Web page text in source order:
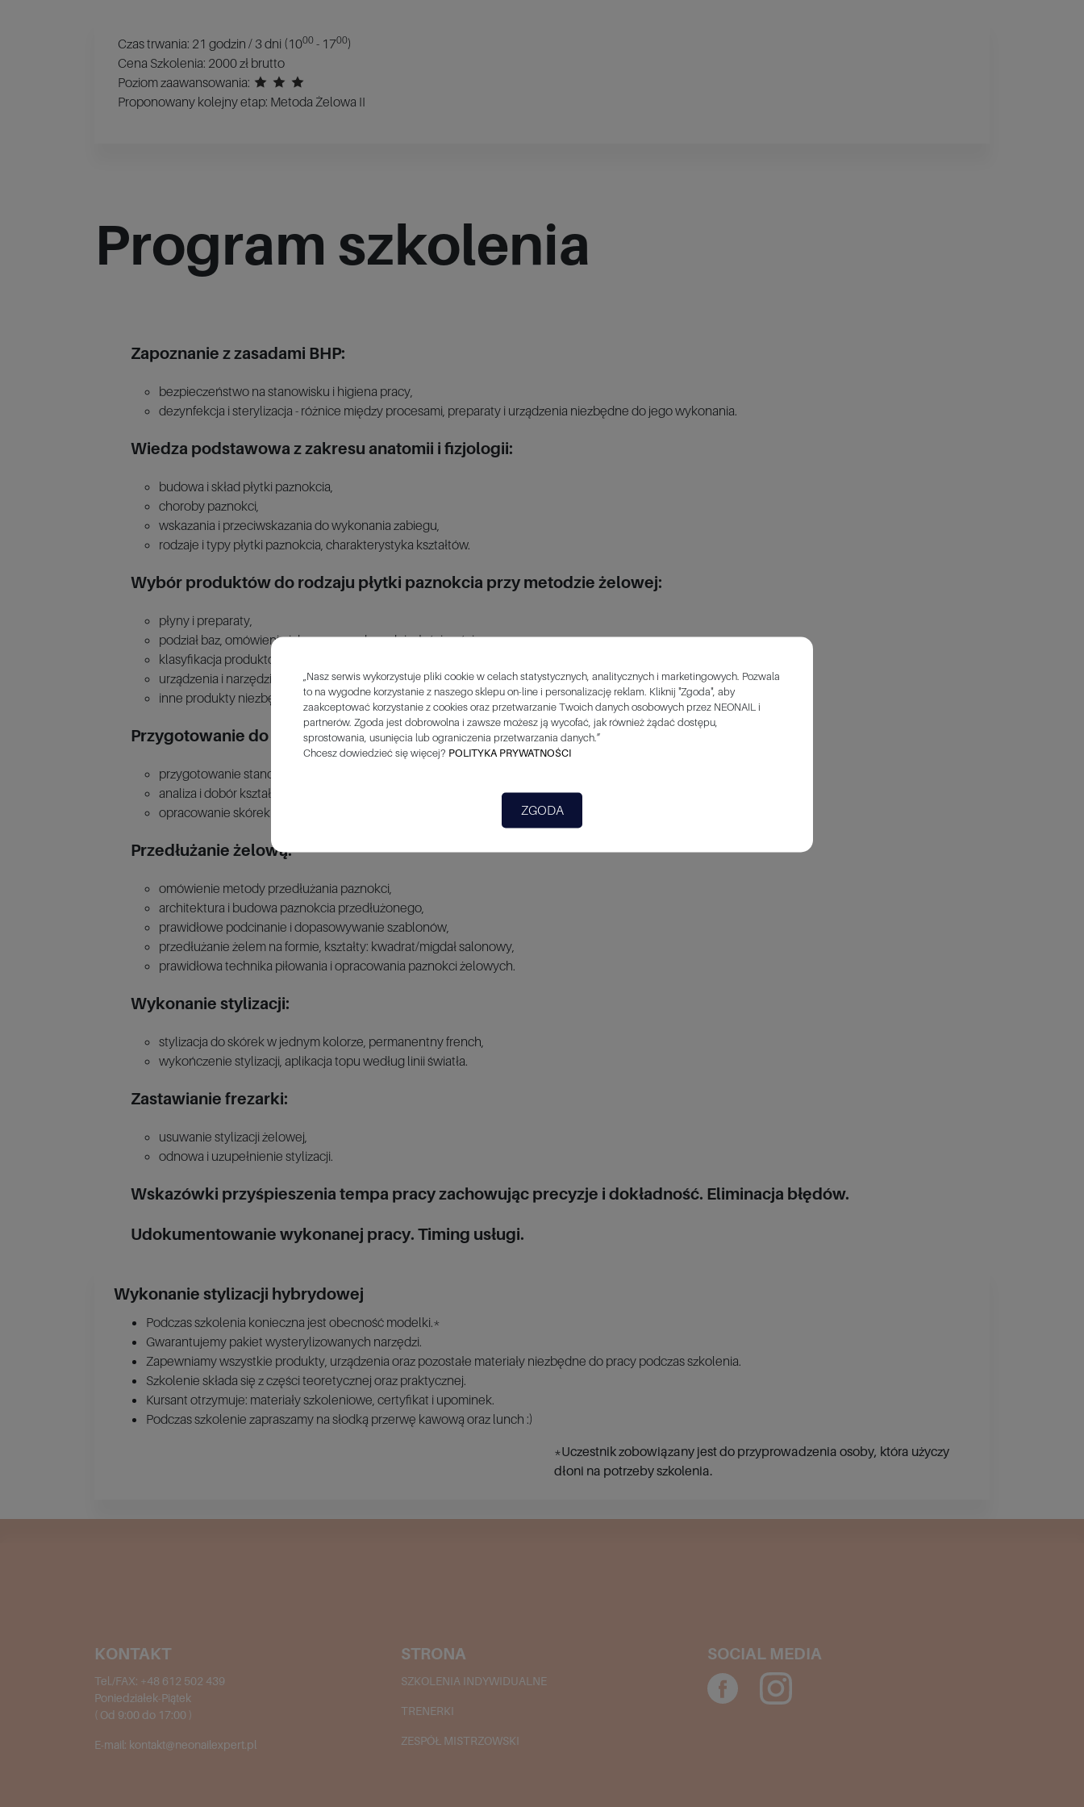
„Nasz serwis wykorzystuje pliki cookie w celach statystycznych, analitycznych i marketingowych. Pozwala
to na wygodne korzystanie z naszego sklepu on-line i personalizację reklam. Kliknij "Zgoda", aby
zaakceptować korzystanie z cookies oraz przetwarzanie Twoich danych osobowych przez NEONAIL i
partnerów. Zgoda jest dobrowolna i zawsze możesz ją wycofać, jak również żądać dostępu,
sprostowania, usunięcia lub ograniczenia przetwarzania danych.”
Chcesz dowiedzieć się więcej? POLITYKA PRYWATNOŚCI
ZGODA
Czas trwania: 21 godzin / 3 dni (1000 - 1700)
Cena Szkolenia: 2000 zł brutto
Poziom zaawansowania:
Proponowany kolejny etap: Metoda Żelowa II
Program szkolenia
Zapoznanie z zasadami BHP:
bezpieczeństwo na stanowisku i higiena pracy,
dezynfekcja i sterylizacja - różnice między procesami, preparaty i urządzenia niezbędne do jego wykonania.
Wiedza podstawowa z zakresu anatomii i fizjologii:
budowa i skład płytki paznokcia,
choroby paznokci,
wskazania i przeciwskazania do wykonania zabiegu,
rodzaje i typy płytki paznokcia, charakterystyka kształtów.
Wybór produktów do rodzaju płytki paznokcia przy metodzie żelowej:
płyny i preparaty,
podział baz, omówienie ich znaczących cech i właściwości,
klasyfikacja produktów, podział i rodzaje żeli, chemia produktów a fizyka światła,
urządzenia i narzędzia,
inne produkty niezbędne do wykonania stylizacji.
Przygotowanie do pracy z klientem:
przygotowanie stanowiska pracy,
analiza i dobór kształtu paznokci do dłoni klientki,
opracowanie skórek za pomocą cążek i frezu, przygotowanie płytki do wykonania stylizacji żelowej.
Przedłużanie żelową:
omówienie metody przedłużania paznokci,
architektura i budowa paznokcia przedłużonego,
prawidłowe podcinanie i dopasowywanie szablonów,
przedłużanie żelem na formie, kształty: kwadrat/migdał salonowy,
prawidłowa technika piłowania i opracowania paznokci żelowych.
Wykonanie stylizacji:
stylizacja do skórek w jednym kolorze, permanentny french,
wykończenie stylizacji, aplikacja topu według linii światła.
Zastawianie frezarki:
usuwanie stylizacji żelowej,
odnowa i uzupełnienie stylizacji.
Wskazówki przyśpieszenia tempa pracy zachowując precyzje i dokładność. Eliminacja błędów.
Udokumentowanie wykonanej pracy. Timing usługi.
Wykonanie stylizacji hybrydowej
Podczas szkolenia konieczna jest obecność modelki.*
Gwarantujemy pakiet wysterylizowanych narzędzi.
Zapewniamy wszystkie produkty, urządzenia oraz pozostałe materiały niezbędne do pracy podczas szkolenia.
Szkolenie składa się z części teoretycznej oraz praktycznej.
Kursant otrzymuje: materiały szkoleniowe, certyfikat i upominek.
Podczas szkolenie zapraszamy na słodką przerwę kawową oraz lunch :)
*Uczestnik zobowiązany jest do przyprowadzenia osoby, która użyczy
dłoni na potrzeby szkolenia.
KONTAKT
Tel./FAX: +48 612 502 439
Poniedziałek-Piątek
( Od 9:00 do 17:00 )
E-mail: kontakt@neonailexpert.pl
STRONA
SZKOLENIA INDYWIDUALNE
TRENERKI
ZESPÓŁ MISTRZOWSKI
SOCIAL MEDIA